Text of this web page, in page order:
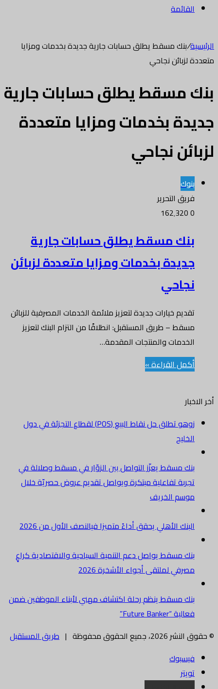
القائمة
الرئيسية/بنك مسقط يطلق حسابات جارية جديدة بخدمات ومزايا
متعددة لزبائن نجاحي
بنك مسقط يطلق حسابات جارية
جديدة بخدمات ومزايا متعددة
لزبائن نجاحي
بنوك
فريق التحرير
0
بنك مسقط يطلق حسابات جارية
جديدة بخدمات ومزايا متعددة لزبائن
نجاحي
تقديم خيارات جديدة لتعزيز ملائمة الخدمات المصرفية للزبائن
مسقط – طريق المستقبل: انطلاقًا من التزام البنك لتعزيز
الخدمات والمنتجات المقدمة…
أكمل القراءة »
أخر الاخبار
زوهو تطلق حل نقاط البيع (POS) لقطاع التجزئة في دول
الخليج
بنك مسقط يعزّز التواصل بين الزوّار في مسقط وصلالة في
تجربة تفاعلية مبتكرة ويواصل تقديم عروض حصريّة خلال
موسم الخريف
البنك الأهلي يحقق أداءً متميزا فيالنصف الأول من 2026
بنك مسقط يواصل دعم التنمية السياحية والاقتصادية كراعٍ
مصرفي لملتقى أجواء الأشخرة 2026
بنك مسقط ينظم رحلة اكتشاف مهني لأبناء الموظفين ضمن
فعالية “Future Banker”
© حقوق النشر 2026، جميع الحقوق محفوظة |
طريق المستقبل
فيسبوك
تويتر